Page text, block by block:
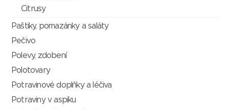
Citrusy
Paštiky, pomazánky a saláty
Pečivo
Polevy, zdobení
Polotovary
Potravinové doplňky a léčiva
Potraviny v aspiku